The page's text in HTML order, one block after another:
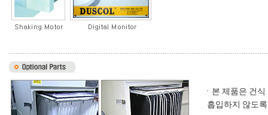
ㆍ본 제품은 건
흡입하지 않도